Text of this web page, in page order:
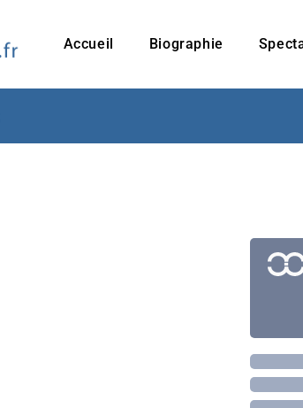
Accueil Biographie